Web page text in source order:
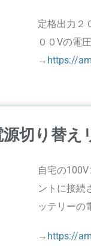
定格出力２
００Vの電
→ https://
源切り替え
自宅の
ントに接続
ッテリーの
→ https://